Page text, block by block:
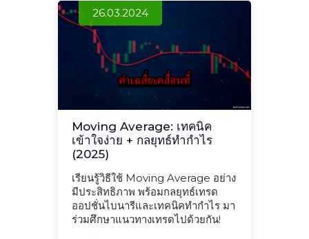
26.03.2024
Moving Average: เทคนิค
เข้าใจง่าย + กลยุทธ์ทำกำไร
(2025)
เรียนรู้วิธีใช้ Moving Average อย่าง
มีประสิทธิภาพ พร้อมกลยุทธ์เทรด
ออปชั่นไบนารีและเทคนิคทำกำไร มา
ร่วมศึกษาแนวทางเทรดไปด้วยกัน!